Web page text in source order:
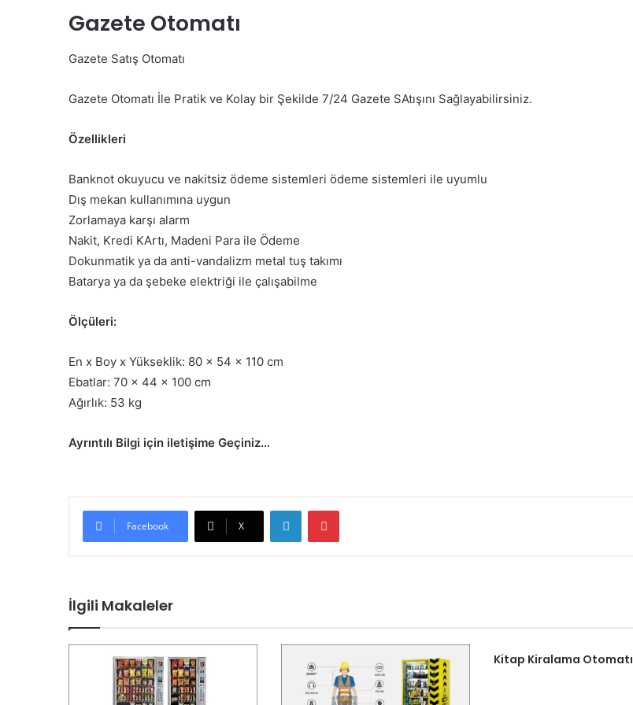
Gazete Otomatı
Gazete Satış Otomatı
Gazete Otomatı İle Pratik ve Kolay bir Şekilde 7/24 Gazete SAtışını Sağlayabilirsiniz.
Özellikleri
Banknot okuyucu ve nakitsiz ödeme sistemleri ödeme sistemleri ile uyumlu
Dış mekan kullanımına uygun
Zorlamaya karşı alarm
Nakit, Kredi KArtı, Madeni Para ile Ödeme
Dokunmatik ya da anti-vandalizm metal tuş takımı
Batarya ya da şebeke elektriği ile çalışabilme
Ölçüleri:
En x Boy x Yükseklik: 80 x 54 x 110 cm
Ebatlar: 70 x 44 x 100 cm
Ağırlık: 53 kg
Ayrıntılı Bilgi için iletişime Geçiniz…
Facebook X
LinkedInPinterest
İlgili Makaleler
Kitap Kiralama Otomatı